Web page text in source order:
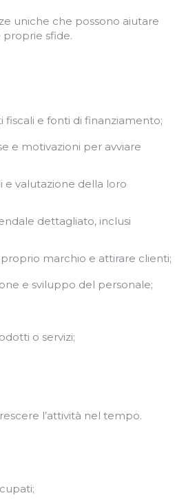
uniche che possono aiutare
proprie sfide.
e fonti di finanziamento;
e motivazioni per avviare
e valutazione della loro
dettagliato, inclusi
marchio e attirare clienti;
e sviluppo del personale;
o servizi;
l’attività nel tempo.